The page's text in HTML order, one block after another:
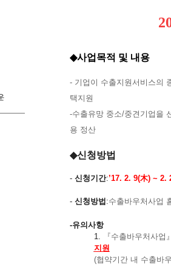
◆사업목적 및 내용
- 기업이 수출지원서비스의
택지원
-수출유망 중소/중견기업을
용 정산
◆신청방법
- 신청기간:’17. 2. 9(木) ~ 2.
- 신청방법 :수출바우처사업
-유의사항
1.
『수출바우처사업
지원
(협약기간 내 수출바